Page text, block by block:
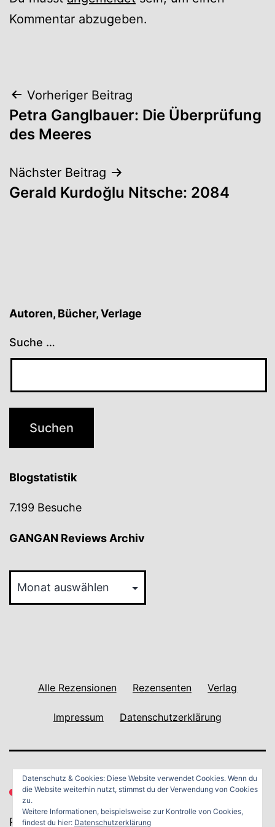
Kommentar abzugeben.
Beitrags-
Navigation
Vorheriger Beitrag
Petra Ganglbauer: Die Überprüfung
des Meeres
Nächster Beitrag
Gerald Kurdoğlu Nitsche: 2084
Autoren, Bücher, Verlage
Suche …
Blogstatistik
7.199 Besuche
GANGAN Reviews Archiv
Reviews
Archiv
Alle Rezensionen Rezensenten Verlag
Impressum Datenschutzerklärung
Powered byWordPress.
Datenschutz & Cookies: Diese Website verwendet Cookies. Wenn du
die Website weiterhin nutzt, stimmst du der Verwendung von Cookies
zu.
Weitere Informationen, beispielsweise zur Kontrolle von Cookies,
findest du hier: Datenschutzerklärung